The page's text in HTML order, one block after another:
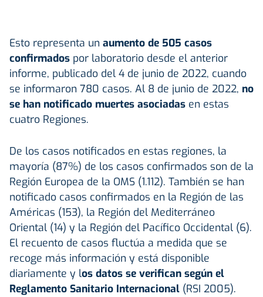
Esto representa un aumento de 505 casos
confirmados por laboratorio desde el anterior
informe, publicado del 4 de junio de 2022, cuando
se informaron 780 casos. Al 8 de junio de 2022, no
se han notificado muertes asociadas en estas
cuatro Regiones.
De los casos notificados en estas regiones, la
mayoría (87%) de los casos confirmados son de la
Región Europea de la OMS (1.112). También se han
notificado casos confirmados en la Región de las
Américas (153), la Región del Mediterráneo
Oriental (14) y la Región del Pacífico Occidental (6).
El recuento de casos fluctúa a medida que se
recoge más información y está disponible
diariamente y los datos se verifican según el
Reglamento Sanitario Internacional (RSI 2005).